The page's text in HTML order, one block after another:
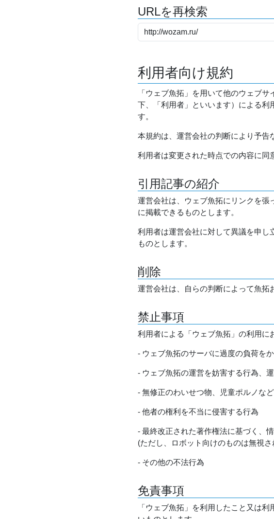
URLを再検索
利用者向け規約
「ウェブ魚拓」を用いて他のウェブ
下、「利用者」といいます）による利
す。
本規約は、運営会社の判断により予告
利用者は変更された時点での内容に同
引用記事の紹介
運営会社は、ウェブ魚拓にリンクを張
に掲載できるものとします。
利用者は運営会社に対して異議を申し
ものとします。
削除
運営会社は、自らの判断によって魚拓
禁止事項
利用者による「ウェブ魚拓」の利用に
- ウェブ魚拓のサーバに過度の負荷を
- ウェブ魚拓の運営を妨害する行為、
- 無修正のわいせつ物、児童ポルノな
- 他者の権利を不当に侵害する行為
- 最終改正された著作権法に基づく、
(ただし、ロボット向けのものは無視さ
- その他の不法行為
免責事項
「ウェブ魚拓」を利用したこと又は